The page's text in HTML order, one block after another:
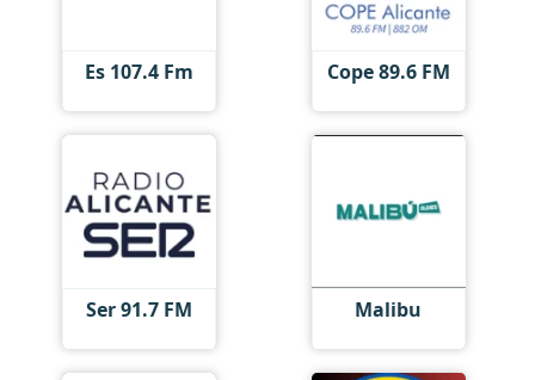
Es 107.4 Fm Cope 89.6 FM
Ser 91.7 FM Malibu